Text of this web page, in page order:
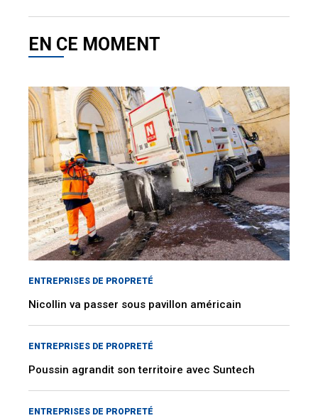
EN CE MOMENT
ENTREPRISES DE PROPRETÉ
Nicollin va passer sous pavillon américain
ENTREPRISES DE PROPRETÉ
Poussin agrandit son territoire avec Suntech
ENTREPRISES DE PROPRETÉ